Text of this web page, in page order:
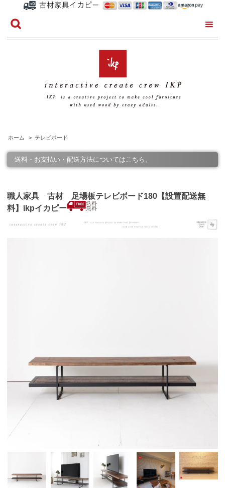
ホーム > テレビボード
送料・お支払い・配送方法についてはこちら。
職人家具 古材 足場板テレビボード180【設置配送無
料】ikpイカピー